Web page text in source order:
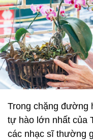
Trong chặng đường
tự hào lớn nhất của
các nhạc sĩ thường